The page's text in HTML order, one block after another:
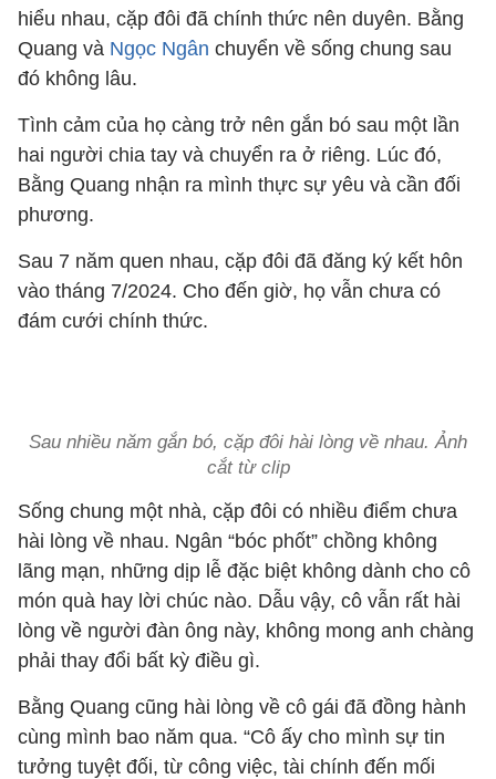
hiểu nhau, cặp đôi đã chính thức nên duyên. Bằng
Quang và Ngọc Ngân chuyển về sống chung sau
đó không lâu.
Tình cảm của họ càng trở nên gắn bó sau một lần
hai người chia tay và chuyển ra ở riêng. Lúc đó,
Bằng Quang nhận ra mình thực sự yêu và cần đối
phương.
Sau 7 năm quen nhau, cặp đôi đã đăng ký kết hôn
vào tháng 7/2024. Cho đến giờ, họ vẫn chưa có
đám cưới chính thức.
Sau nhiều năm gắn bó, cặp đôi hài lòng về nhau. Ảnh
cắt từ clip
Sống chung một nhà, cặp đôi có nhiều điểm chưa
hài lòng về nhau. Ngân “bóc phốt” chồng không
lãng mạn, những dịp lễ đặc biệt không dành cho cô
món quà hay lời chúc nào. Dẫu vậy, cô vẫn rất hài
lòng về người đàn ông này, không mong anh chàng
phải thay đổi bất kỳ điều gì.
Bằng Quang cũng hài lòng về cô gái đã đồng hành
cùng mình bao năm qua. “Cô ấy cho mình sự tin
tưởng tuyệt đối, từ công việc, tài chính đến mối